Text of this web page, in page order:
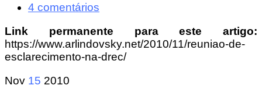
4 comentários
Link permanente para este artigo:
https://www.arlindovsky.net/2010/11/reuniao-de-
esclarecimento-na-drec/
Nov 15 2010